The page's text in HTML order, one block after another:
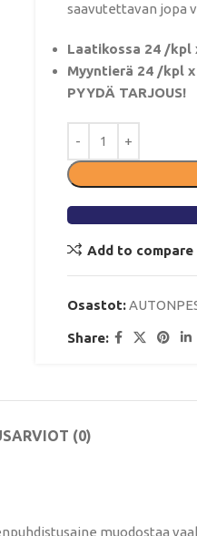
saavutettavan jopa
Laatikossa 24 /kpl
Myyntierä 24 /kpl
PYYDÄ TARJOUS!
Add to compare
Osastot:
Share:
ARVIOT (0)
muodostaa